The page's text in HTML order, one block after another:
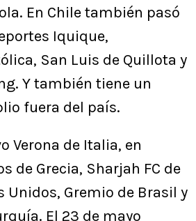
En Chile también pasó
Iquique,
San Luis de Quillota y
Y también tiene un
fuera del país.
Verona de Italia, en
de Grecia, Sharjah FC de
Unidos, Gremio de Brasil y
El 23 de mayo